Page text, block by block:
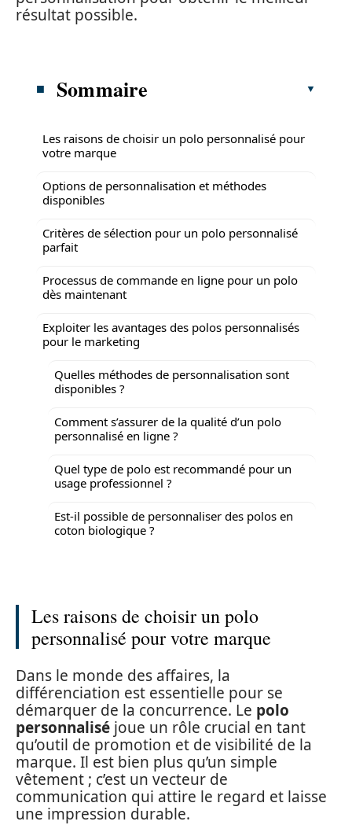
résultat possible.
Sommaire
Les raisons de choisir un polo personnalisé pour
votre marque
Options de personnalisation et méthodes
disponibles
Critères de sélection pour un polo personnalisé
parfait
Processus de commande en ligne pour un polo
dès maintenant
Exploiter les avantages des polos personnalisés
pour le marketing
Quelles méthodes de personnalisation sont
disponibles ?
Comment s’assurer de la qualité d’un polo
personnalisé en ligne ?
Quel type de polo est recommandé pour un
usage professionnel ?
Est-il possible de personnaliser des polos en
coton biologique ?
Les raisons de choisir un polo
personnalisé pour votre marque
Dans le monde des affaires, la
différenciation est essentielle pour se
démarquer de la concurrence. Le polo
personnalisé joue un rôle crucial en tant
qu’outil de promotion et de visibilité de la
marque. Il est bien plus qu’un simple
vêtement ; c’est un vecteur de
communication qui attire le regard et laisse
une impression durable.